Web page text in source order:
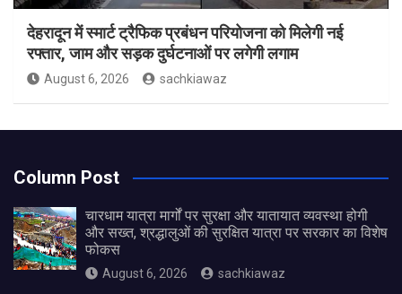
देहरादून में स्मार्ट ट्रैफिक प्रबंधन परियोजना को मिलेगी नई
रफ्तार, जाम और सड़क दुर्घटनाओं पर लगेगी लगाम
August 6, 2026 sachkiawaz
Column Post
चारधाम यात्रा मार्गों पर सुरक्षा और यातायात व्यवस्था होगी
और सख्त, श्रद्धालुओं की सुरक्षित यात्रा पर सरकार का विशेष
फोकस
August 6, 2026 sachkiawaz